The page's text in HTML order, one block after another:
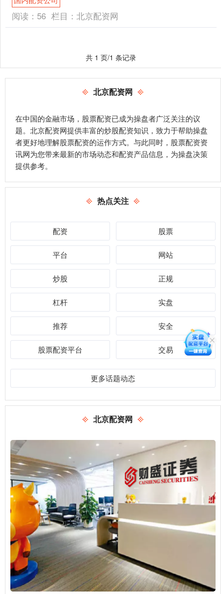
杆交易已成为不少投资者....
阅读： 56 栏目： 北京配资网
共 1 页/1 条记录
北京配资网
在中国的金融市场，股票配资已成为操盘者广泛关注的议
题。北京配资网提供丰富的炒股配资知识，致力于帮助操盘
者更好地理解股票配资的运作方式。与此同时，股票配资资
讯网为您带来最新的市场动态和配资产品信息，为操盘决策
提供参考。
热点关注
配资 股票
平台 网站
炒股 正规
杠杆 实盘
推荐 安全
股票配资平台 交易
更多话题动态
北京配资网